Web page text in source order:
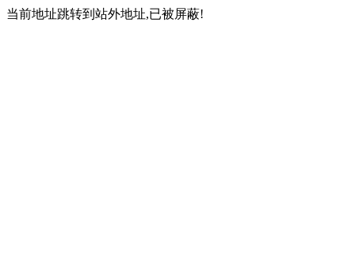
当前地址跳转到站外地址,已被屏蔽!